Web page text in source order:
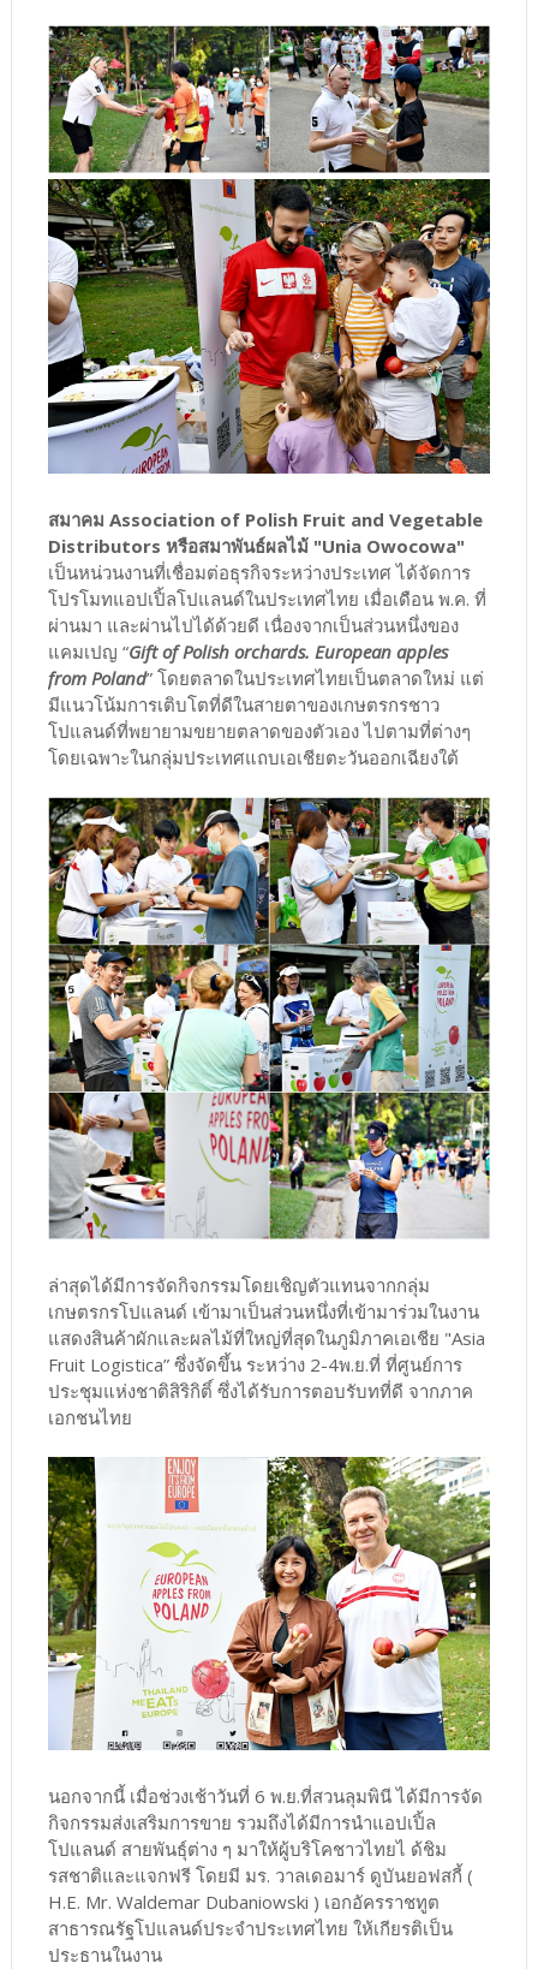
สมาคม Association of Polish Fruit and Vegetable
Distributors หรือสมาพันธ์ผลไม้ "Unia Owocowa"
เป็นหน่วนงานที่เชื่อมต่อธุรกิจระหว่างประเทศ ได้จัดการ
โปรโมทแอปเปิ้ลโปแลนด์ในประเทศไทย เมื่อเดือน พ.ค. ที่
ผ่านมา และผ่านไปได้ด้วยดี เนื่องจากเป็นส่วนหนึ่งของ
แคมเปญ “Gift of Polish orchards. European apples
from Poland” โดยตลาดในประเทศไทยเป็นตลาดใหม่ แต่
มีแนวโน้มการเติบโตที่ดีในสายตาของเกษตรกรชาว
โปแลนด์ที่พยายามขยายตลาดของตัวเอง ไปตามที่ต่างๆ
โดยเฉพาะในกลุ่มประเทศแถบเอเชียตะวันออกเฉียงใต้
ล่าสุดได้มีการจัดกิจกรรมโดยเชิญตัวแทนจากกลุ่ม
เกษตรกรโปแลนด์ เข้ามาเป็นส่วนหนึ่งที่เข้ามาร่วมในงาน
แสดงสินค้าผักและผลไม้ที่ใหญ่ที่สุดในภูมิภาคเอเชีย "Asia
Fruit Logistica” ซึ่งจัดขึ้น ระหว่าง 2-4พ.ย.ที่ ที่ศูนย์การ
ประชุมแห่งชาติสิริกิติ์ ซึ่งได้รับการตอบรับทที่ดี จากภาค
เอกชนไทย
นอกจากนี้ เมื่อช่วงเช้าวันที่ 6 พ.ย.ที่สวนลุมพินี ได้มีการจัด
กิจกรรมส่งเสริมการขาย รวมถึงได้มีการนำแอปเปิ้ล
โปแลนด์ สายพันธุ์ต่าง ๆ มาให้ผู้บริโคชาวไทยไ ด้ชิม
รสชาติและแจกฟรี โดยมี มร. วาลเดอมาร์ ดูบันยอฟสกี้ (
H.E. Mr. Waldemar Dubaniowski ) เอกอัครราชทูต
สาธารณรัฐโปแลนด์ประจำประเทศไทย ให้เกียรติเป็น
ประธานในงาน